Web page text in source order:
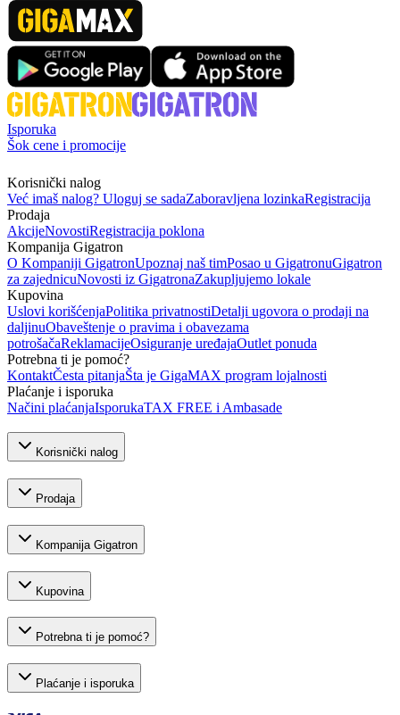
Isporuka
Šok cene i promocije
Korisnički nalog
Već imaš nalog? Uloguj se sadaZaboravljena lozinkaRegistracija
Prodaja
AkcijeNovostiRegistracija poklona
Kompanija Gigatron
O Kompaniji GigatronUpoznaj naš timPosao u GigatronuGigatron
za zajednicuNovosti iz GigatronaZakupljujemo lokale
Kupovina
Uslovi korišćenjaPolitika privatnostiDetalji ugovora o prodaji na
daljinuObaveštenje o pravima i obavezama
potrošačaReklamacijeOsiguranje uređajaOutlet ponuda
Potrebna ti je pomoć?
KontaktČesta pitanjaŠta je GigaMAX program lojalnosti
Plaćanje i isporuka
Načini plaćanjaIsporukaTAX FREE i Ambasade
Korisnički nalog
Prodaja
Kompanija Gigatron
Kupovina
Potrebna ti je pomoć?
Plaćanje i isporuka